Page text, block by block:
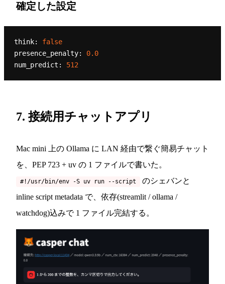
確定した設定
think:
false
presence_penalty:
0.0
num_predict:
512
7. 接続用チャットアプリ
Mac mini 上の Ollama に LAN 経由で繋ぐ簡易チャット
を、PEP 723 + uv の 1 ファイルで書いた。
#!/usr/bin/env -S uv run --script
のシェバンと
inline script metadata で、依存(streamlit / ollama /
watchdog)込みで 1 ファイル完結する。